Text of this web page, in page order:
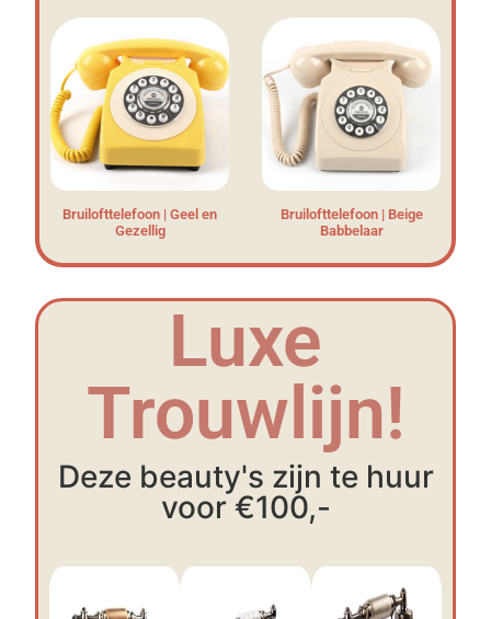
Bruilofttelefoon | Geel en
Gezellig
Bruilofttelefoon | Beige
Babbelaar
Luxe
Trouwlijn!
Deze beauty's zijn te huur
voor €100,-